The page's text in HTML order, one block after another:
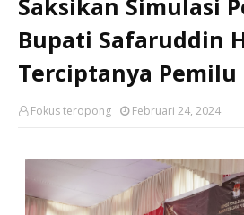
Saksikan Simulasi
Bupati Safaruddin
Terciptanya
Fokus teropong Februari 24, 2024